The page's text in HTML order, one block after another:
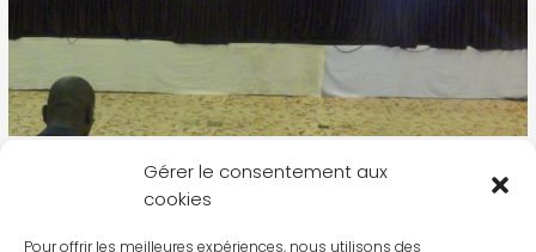
Gérer le consentement aux
cookies
Pour offrir les meilleures expériences, nous utilisons des